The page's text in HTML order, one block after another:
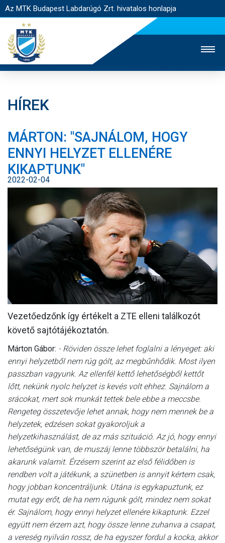
Az MTK Budapest Labdarúgó Zrt. hivatalos honlapja
JEGYÉRTÉKESÍTÉS
WEBSHOP
STADION
EGYESÜLET
KAPCSOLAT
NYITÓLAP
HÍREK
CSAPATOK
MÉRKŐZÉSEK
KLUB
GALÉRIA
SZURKOLÓI ÉLMÉNYEK
AKKREDITÁCIÓ
HÍREK
MÁRTON: "SAJNÁLOM, HOGY
ENNYI HELYZET ELLENÉRE
KIKAPTUNK"
2022-02-04
Vezetőedzőnk így értékelt a ZTE elleni találkozót
követő sajtótájékoztatón.
Márton Gábor: - Röviden össze lehet foglalni a lényeget: aki
ennyi helyzetből nem rúg gólt, az megbűnhődik. Most ilyen
passzban vagyunk. Az ellenfél kettő lehetőségből kettőt
lőtt, nekünk nyolc helyzet is kevés volt ehhez. Sajnálom a
srácokat, mert sok munkát tettek bele ebbe a meccsbe.
Rengeteg összetevője lehet annak, hogy nem mennek be a
helyzetek, edzésen sokat gyakoroljuk a
helyzetkihasználást, de az más szituáció. Az jó, hogy ennyi
lehetőségünk van, de muszáj lenne többször betalálni, ha
akarunk valamit. Érzésem szerint az első félidőben is
rendben volt a játékunk, a szünetben is annyit kértem csak,
hogy jobban koncentráljunk. Utána is egykapuztunk, ez
mutat egy erőt, de ha nem rúgunk gólt, mindez nem sokat
ér. Sajnálom, hogy ennyi helyzet ellenére kikaptunk. Ezzel
együtt nem érzem azt, hogy össze lenne zuhanva a csapat,
a vereség nyilván rossz, de ha egyszer fordul a kocka, akkor